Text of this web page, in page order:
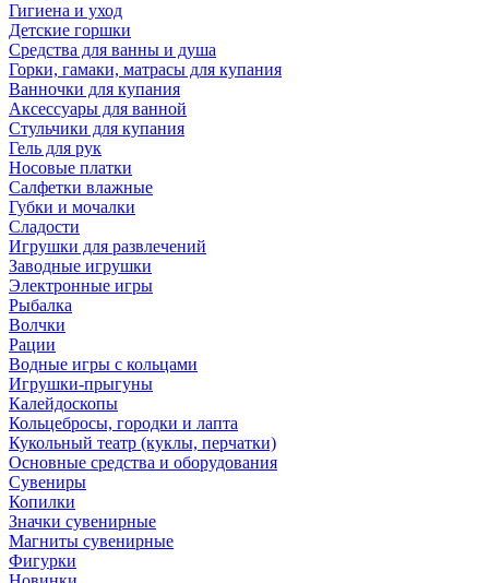
Гигиена и уход
Детские горшки
Средства для ванны и душа
Горки, гамаки, матрасы для купания
Ванночки для купания
Аксессуары для ванной
Стульчики для купания
Гель для рук
Носовые платки
Салфетки влажные
Губки и мочалки
Сладости
Игрушки для развлечений
Заводные игрушки
Электронные игры
Рыбалка
Волчки
Рации
Водные игры с кольцами
Игрушки-прыгуны
Калейдоскопы
Кольцебросы, городки и лапта
Кукольный театр (куклы, перчатки)
Основные средства и оборудования
Сувениры
Копилки
Значки сувенирные
Магниты сувенирные
Фигурки